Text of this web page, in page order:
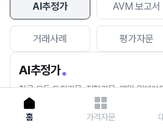
AI추정가 AVM 보고서
거래사례 평가자문
AI추정가
전국 모든 토지건물, 집합건물, 매월 업데이
세요.
홈 가격자문